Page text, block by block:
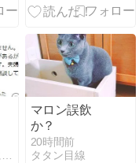
メッセージ】
あなたの主治医になりたいです。
マロン誤飲
か？
20時間前
タタン目線